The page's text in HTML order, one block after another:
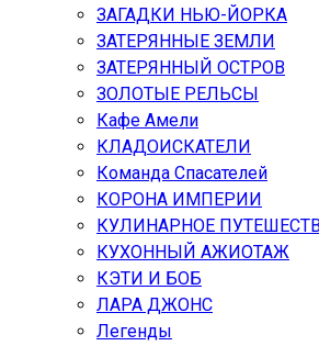
ЗАГАДКИ НЬЮ-ЙОРКА
ЗАТЕРЯННЫЕ ЗЕМЛИ
ЗАТЕРЯННЫЙ ОСТРОВ
ЗОЛОТЫЕ РЕЛЬСЫ
Кафе Амели
КЛАДОИСКАТЕЛИ
Команда Спасателей
КОРОНА ИМПЕРИИ
КУЛИНАРНОЕ
КУХОННЫЙ АЖИОТАЖ
КЭТИ И БОБ
ЛАРА ДЖОНС
Легенды